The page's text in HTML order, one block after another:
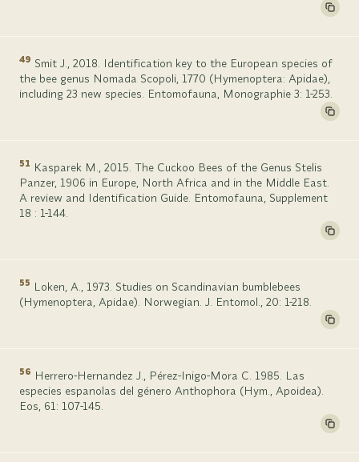
49 Smit J., 2018. Identification key to the European species of
the bee genus Nomada Scopoli, 1770 (Hymenoptera: Apidae),
including 23 new species. Entomofauna, Monographie 3: 1-253.
51 Kasparek M., 2015. The Cuckoo Bees of the Genus Stelis
Panzer, 1906 in Europe, North Africa and in the Middle East.
A review and Identification Guide. Entomofauna, Supplement
18 : 1-144.
55 Loken, A., 1973. Studies on Scandinavian bumblebees
(Hymenoptera, Apidae). Norwegian. J. Entomol., 20: 1-218.
56 Herrero-Hernandez J., Pérez-Inigo-Mora C. 1985. Las
especies espanolas del género Anthophora (Hym., Apoidea).
Eos, 61: 107-145.